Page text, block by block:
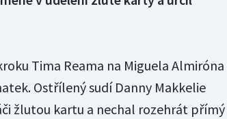
Tima Reama na Miguela Almiróna
Ostřílený sudí Danny Makkelie
žlutou kartu a nechal rozehrát přímý